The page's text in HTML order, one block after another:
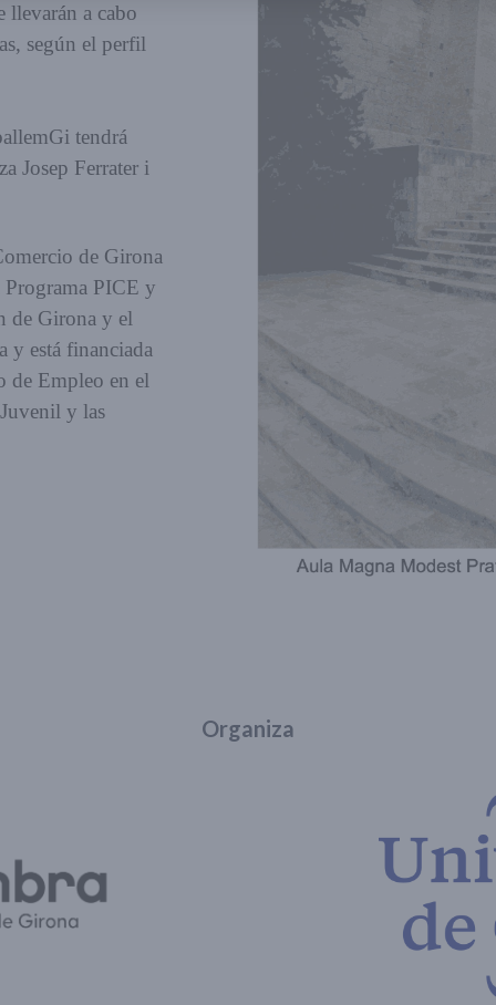
llevarán a cabo
según el perfil
tendrá
Josep Ferrater i
de Girona
PICE y
de Girona y el
y está financiada
de Empleo en el
y las
Organiza